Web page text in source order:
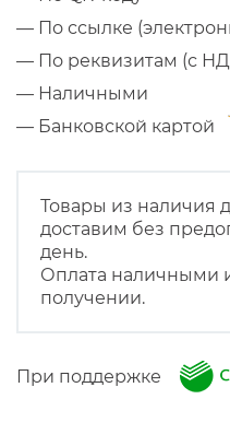
— По ссылке
— По реквизитам (с
— Наличными
— Банковской картой
Товары из наличия
доставим без
день.
Оплата наличными
получении.
При поддержке